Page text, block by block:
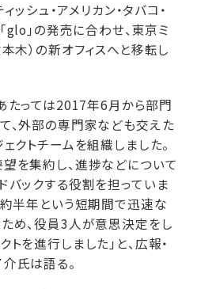
ッシュ・アメリカン・タバコ・
glo」の発売に合わせ、東京ミ
木）の新オフィスへと移転し
たっては2017年6月から部門
、外部の専門家なども交えた
クトチームを組織しました。
を集約し、進捗などについて
バックする役割を担っていま
約半年という短期間で迅速な
め、役員3人が意思決定をし
を進行しました」と、広報・
氏は語る。